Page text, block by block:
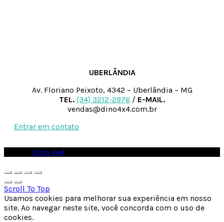
UBERLÂNDIA
Av. Floriano Peixoto, 4342 – Uberlândia – MG
TEL. (34) 3212-2976 / E-MAIL.
vendas@dino4x4.com.br
Entrar em contato
Dino 4×4
Scroll To Top
Usamos cookies para melhorar sua experiência em nosso
site. Ao navegar neste site, você concorda com o uso de
cookies.